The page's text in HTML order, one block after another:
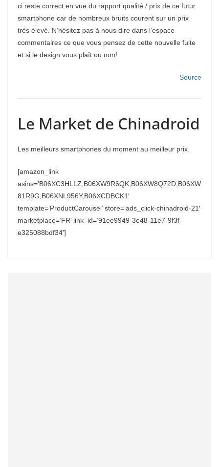
ci reste correct en vue du rapport qualité / prix de ce futur
smartphone car de nombreux bruits courent sur un prix
très élevé. N’hésitez pas à nous dire dans l’espace
commentaires ce que vous pensez de cette nouvelle fuite
et si le design vous plaît ou non!
Source
Le Market de Chinadroid
Les meilleurs smartphones du moment au meilleur prix.
[amazon_link
asins=’B06XC3HLLZ,B06XW9R6QK,B06XW8Q72D,B06XW
81R9G,B06XNL956Y,B06XCDBCK1′
template=’ProductCarousel’ store=’ads_click-chinadroid-21′
marketplace=’FR’ link_id=’91ee9949-3e48-11e7-9f3f-
e325088bdf34′]